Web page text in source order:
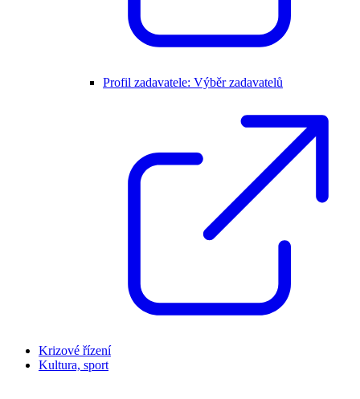
Profil zadavatele: Výběr zadavatelů
Krizové řízení
Kultura, sport